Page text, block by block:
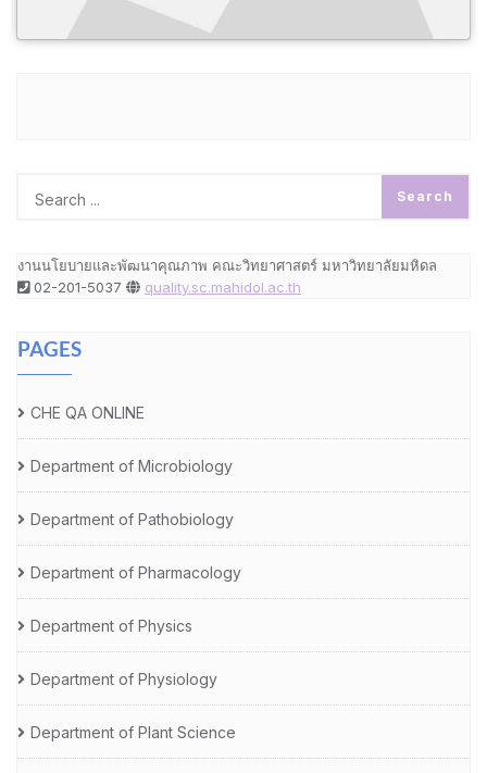
งานนโยบายและพัฒนาคุณภาพ คณะวิทยาศาสตร์ มหาวิทยาลัยมหิดล
02-201-5037
quality.sc.mahidol.ac.th
PAGES
CHE QA ONLINE
Department of Microbiology
Department of Pathobiology
Department of Pharmacology
Department of Physics
Department of Physiology
Department of Plant Science